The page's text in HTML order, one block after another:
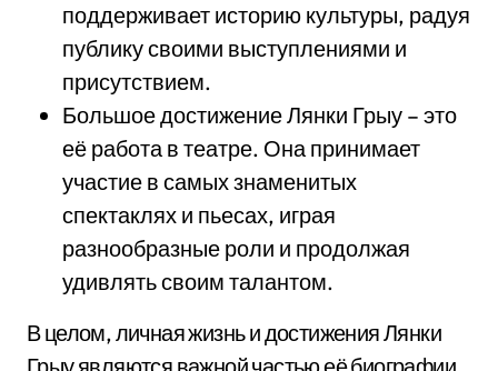
поддерживает историю культуры, радуя
публику своими выступлениями и
присутствием.
Большое достижение Лянки Грыу – это
её работа в театре. Она принимает
участие в самых знаменитых
спектаклях и пьесах, играя
разнообразные роли и продолжая
удивлять своим талантом.
В целом, личная жизнь и достижения Лянки